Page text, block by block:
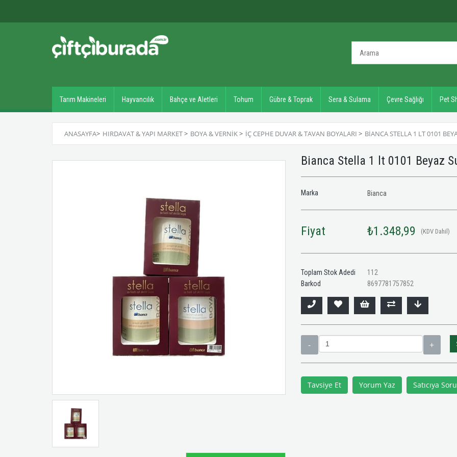
Tarım Makineleri Hayvancılık Bahçe ve Aletleri Tohum Gübre & Toprak Sera & Sulama Çevre Sağlığı Pet
ANASAYFA> HIRDAVAT & YAPI MARKET> BOYA & VERNIK> İÇ CEPHE DUVAR & TAVAN BOYALARI > BIANCA STELLA 1 LT 0101
Bianca Stella 1 lt 0101 Beyaz
Marka Bianca
Fiyat ₺1.348,99 (KDV Dahil)
Toplam Stok Adedi
112
Barkod
8697781757852
Tavsiye Et Yorum Yaz Satıcıya